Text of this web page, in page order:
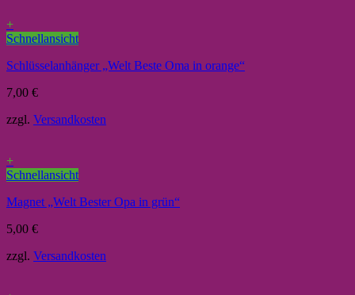
+
Schnellansicht
Schlüsselanhänger „Welt Beste Oma in orange“
7,00 €
zzgl. Versandkosten
+
Schnellansicht
Magnet „Welt Bester Opa in grün“
5,00 €
zzgl. Versandkosten